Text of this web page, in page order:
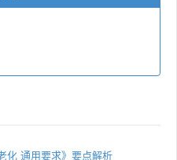
化 通用要求》要点解析